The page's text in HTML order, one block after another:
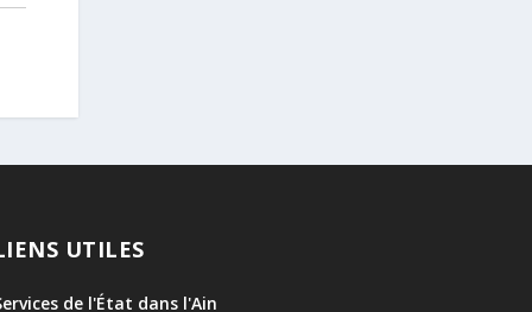
UTILES
de l'État dans l'Ain